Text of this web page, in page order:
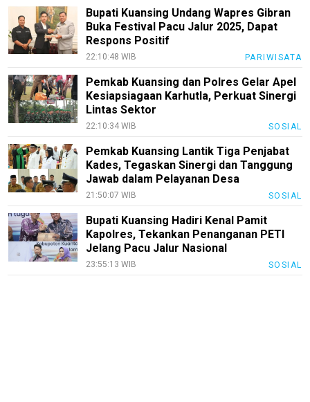
Bupati Kuansing Undang Wapres Gibran
Buka Festival Pacu Jalur 2025, Dapat
Respons Positif
22:10:48 WIB PARIWISATA
Pemkab Kuansing dan Polres Gelar Apel
Kesiapsiagaan Karhutla, Perkuat Sinergi
Lintas Sektor
22:10:34 WIB SOSIAL
Pemkab Kuansing Lantik Tiga Penjabat
Kades, Tegaskan Sinergi dan Tanggung
Jawab dalam Pelayanan Desa
21:50:07 WIB SOSIAL
Bupati Kuansing Hadiri Kenal Pamit
Kapolres, Tekankan Penanganan PETI
Jelang Pacu Jalur Nasional
23:55:13 WIB SOSIAL